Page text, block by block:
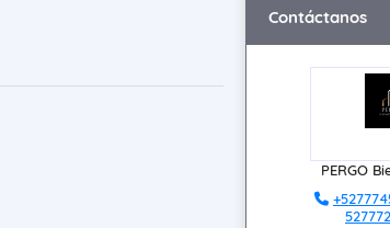
Contáctanos
PERGO